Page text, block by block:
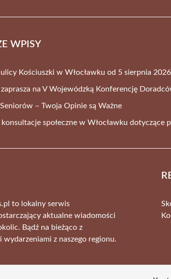
WPISY
Kościuszki w Włocławku od 5 sierpnia
zaprasza na V Wojewódzką Konferencję
– Twoja Opinie są Ważne
społeczne w Włocławku dotyczące
to lokalny serwis
aktualne wiadomości
Bądź na bieżąco z
wydarzeniami z naszego regionu.